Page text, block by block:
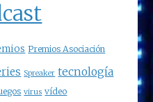
Premios Asociación
Spreaker tecnología
virus vídeo